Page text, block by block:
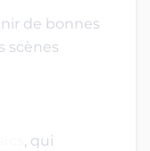
de bonnes
scènes
, qui